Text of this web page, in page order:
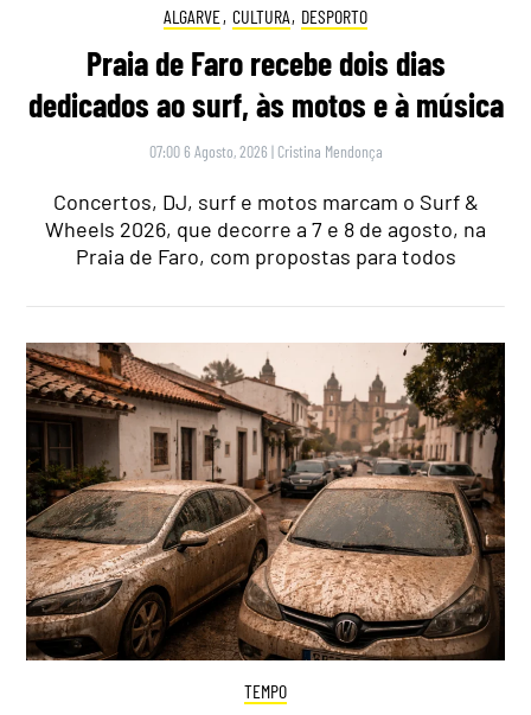
ALGARVE, CULTURA, DESPORTO
Praia de Faro recebe dois dias
dedicados ao surf, às motos e à música
07:00 6 Agosto, 2026 | Cristina Mendonça
Concertos, DJ, surf e motos marcam o Surf &
Wheels 2026, que decorre a 7 e 8 de agosto, na
Praia de Faro, com propostas para todos
TEMPO